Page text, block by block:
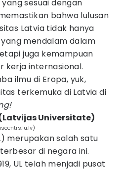
sesuai dengan
bahwa lulusan
Latvia tidak hanya
mendalam dalam
juga kemampuan
kerja internasional.
ilmu di Eropa, yuk,
terkemuka di Latvia di
Universitate)
merupakan salah satu
di negara ini.
UL telah menjadi pusat